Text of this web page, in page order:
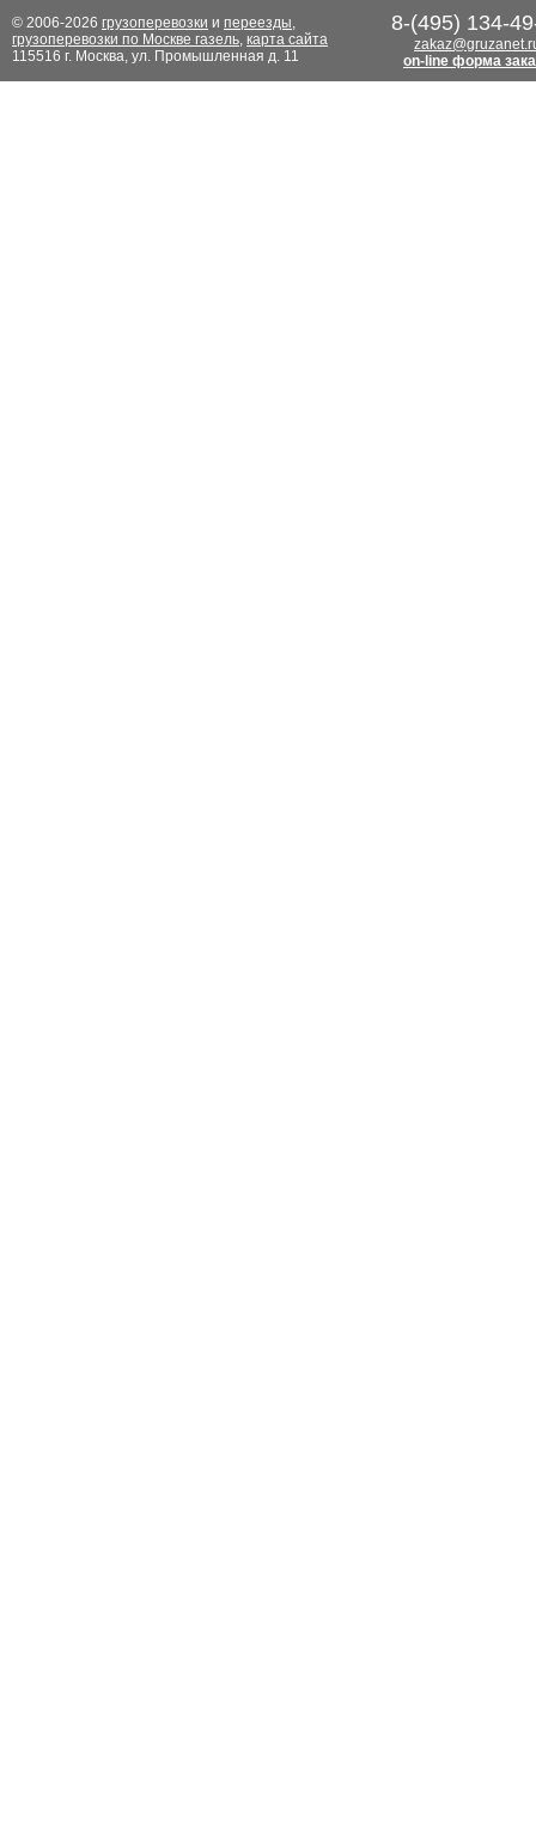
© 2006-2026 грузоперевозки и переезды,
грузоперевозки по Москве газель, карта сайта
115516 г. Москва, ул. Промышленная д. 11
8-(495) 134-
on-line форма